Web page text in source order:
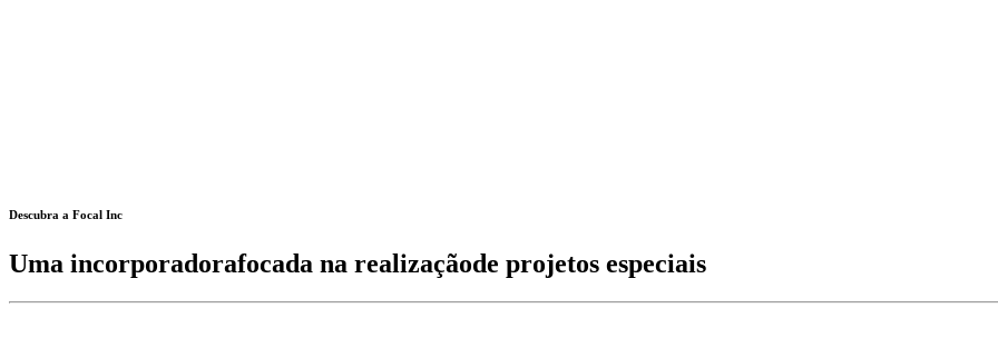
Descubra a Focal Inc
Uma incorporadorafocada na realizaçãode projetos especiais